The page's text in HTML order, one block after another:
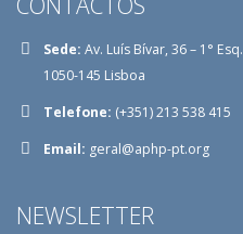
Sede: Av. Luís Bívar, 36 – 1° Esq.
1050-145 Lisboa
Telefone: (+351) 213 538 415
Email: geral@aphp-pt.org
NEWSLETTER